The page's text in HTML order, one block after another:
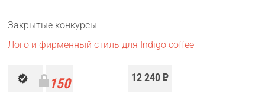
Закрытые конкурсы
12 240Р
Лого и фирменный стиль для Indigo coffee
150